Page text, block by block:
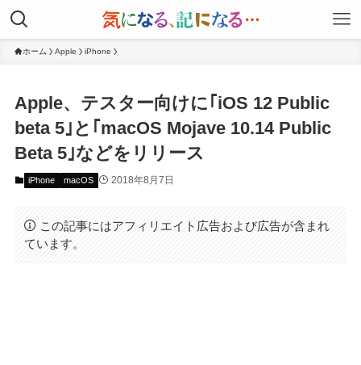
ホーム Apple iPhone
Apple、テスター向けに｢iOS 12 Public
beta 5｣と｢macOS Mojave 10.14 Public
Beta 5｣などをリリース
iPhone macOS 2018年8月7日
この記事にはアフィリエイト広告および広告が含まれ
ています。